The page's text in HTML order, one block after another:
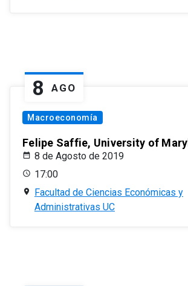
8 AGO
Macroeconomía
Felipe Saffie, University of
8 de Agosto de 2019
17:00
Facultad de Ciencias Económicas y
Administrativas UC